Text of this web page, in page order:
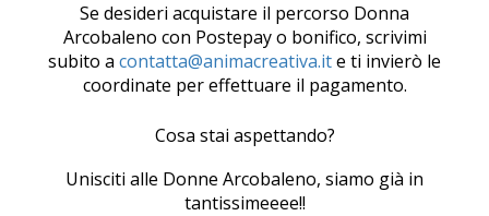
Se desideri acquistare il percorso Donna
Arcobaleno con Postepay o bonifico, scrivimi
subito a contatta@animacreativa.ite ti invierò le
coordinate per effettuare il pagamento.
Cosa stai aspettando?
Unisciti alle Donne Arcobaleno, siamo già in
tantissimeeee!!